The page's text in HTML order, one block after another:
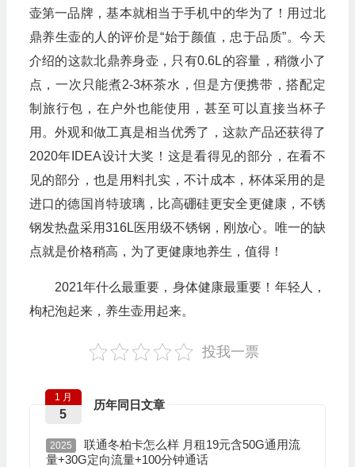
壶第一品牌，基本就相当于手机中的华为了！用过北
鼎养生壶的人的评价是“始于颜值，忠于品质”。今天
介绍的这款北鼎养身壶，只有0.6L的容量，稍微小了
点，一次只能煮2-3杯茶水，但是方便携带，搭配定
制旅行包，在户外也能使用，甚至可以直接当杯子
用。外观和做工真是相当优秀了，这款产品还获得了
2020年IDEA设计大奖！这是看得见的部分，在看不
见的部分，也是用料扎实，不计成本，杯体采用的是
进口的德国肖特玻璃，比高硼硅更安全更健康，不锈
钢发热盘采用316L医用级不锈钢，刚放心。唯一的缺
点就是价格稍高，为了更健康地养生，值得！
2021年什么最重要，身体健康最重要！年轻人，
枸杞泡起来，养生壶用起来。
投我一票
历年同日文章
1 月
5
2025
联通冬柏卡怎么样 月租19元含50G通用流
量+30G定向流量+100分钟通话